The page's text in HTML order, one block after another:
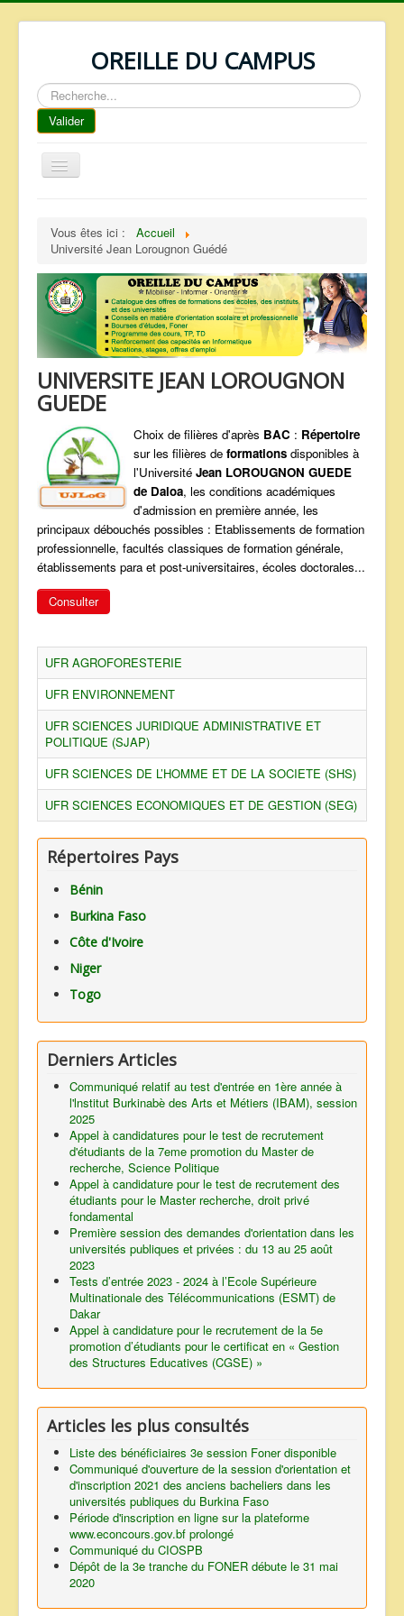
OREILLE DU CAMPUS
Rechercher
Valider
Basculer
la
REPERTOIRE
QUI SOMMES NOUS ?
NOS SERVICES
FAQ
CONTACTS
TELECHARGEMENTS
ANNONCES
Vous êtes ici :
Accueil
Université Jean Lorougnon Guédé
UNIVERSITE JEAN LOROUGNON
GUEDE
Choix de filières d'après BAC : Répertoire
sur les filières de formations disponibles à
l'Université Jean LOROUGNON GUEDE
de Daloa, les conditions académiques
d'admission en première année, les
principaux débouchés possibles : Etablissements de formation
professionnelle, facultés classiques de formation générale,
établissements para et post-universitaires, écoles doctorales...
Consulter
UFR AGROFORESTERIE
UFR ENVIRONNEMENT
UFR SCIENCES JURIDIQUE ADMINISTRATIVE ET
POLITIQUE (SJAP)
UFR SCIENCES DE L’HOMME ET DE LA SOCIETE (SHS)
UFR SCIENCES ECONOMIQUES ET DE GESTION (SEG)
Répertoires Pays
Bénin
Burkina Faso
Côte d'Ivoire
Niger
Togo
Derniers Articles
Communiqué relatif au test d'entrée en 1ère année à
l'lnstitut Burkinabè des Arts et Métiers (IBAM), session
2025
Appel à candidatures pour le test de recrutement
d'étudiants de la 7eme promotion du Master de
recherche, Science Politique
Appel à candidature pour le test de recrutement des
étudiants pour le Master recherche, droit privé
fondamental
Première session des demandes d'orientation dans les
universités publiques et privées : du 13 au 25 août
2023
Tests d’entrée 2023 - 2024 à l’Ecole Supérieure
Multinationale des Télécommunications (ESMT) de
Dakar
Appel à candidature pour le recrutement de la 5e
promotion d’étudiants pour le certificat en « Gestion
des Structures Educatives (CGSE) »
Articles les plus consultés
Liste des bénéficiaires 3e session Foner disponible
Communiqué d'ouverture de la session d'orientation et
d'inscription 2021 des anciens bacheliers dans les
universités publiques du Burkina Faso
Période d'inscription en ligne sur la plateforme
www.econcours.gov.bf prolongé
Communiqué du CIOSPB
Dépôt de la 3e tranche du FONER débute le 31 mai
2020